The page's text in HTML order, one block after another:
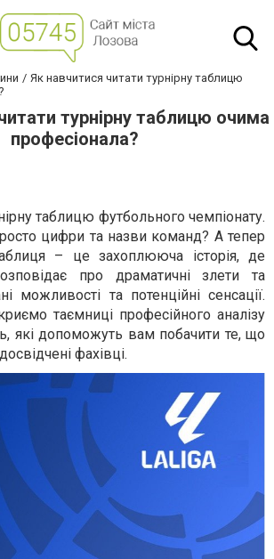
Як навчитися читати турнірну таблицю
турнірну таблицю очима
професіонала?
таблицю футбольного чемпіонату.
цифри та назви команд? А тепер
– це захоплююча історія, де
про драматичні злети та
можливості та потенційні сенсації.
таємниці професійного аналізу
які допоможуть вам побачити те, що
фахівці.